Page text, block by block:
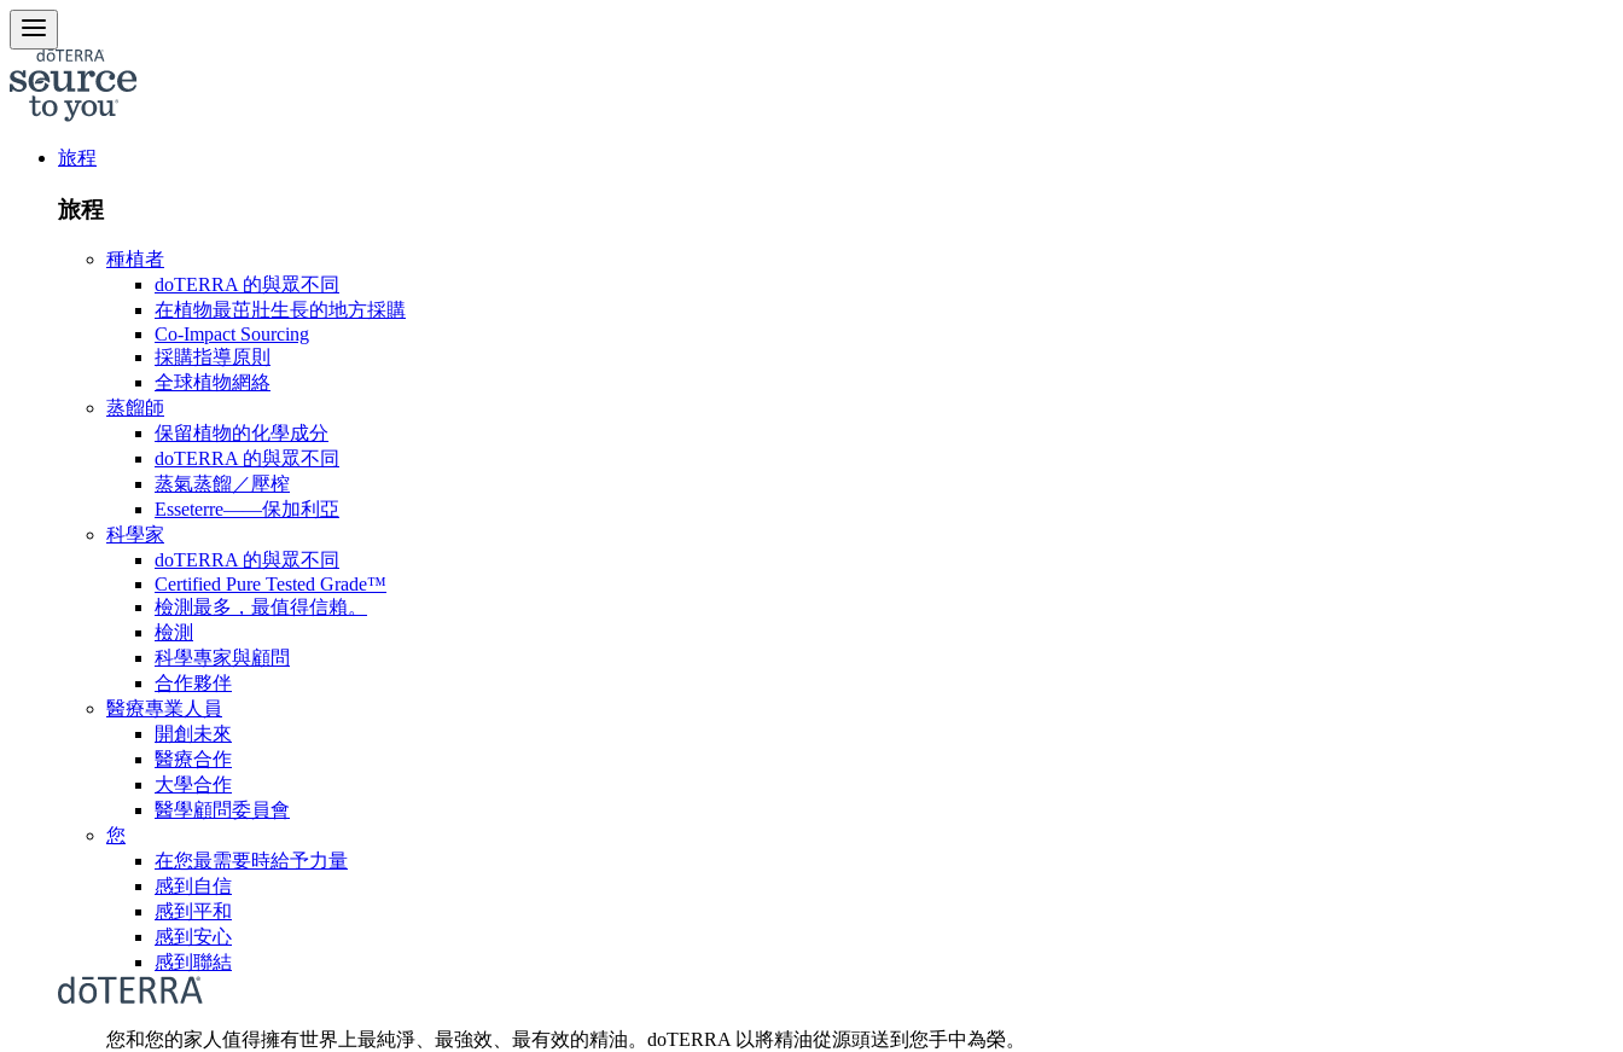
旅程
旅程
種植者
doTERRA 的與眾不同
在植物最茁壯生長的地方採購
Co-Impact Sourcing
採購指導原則
全球植物網絡
蒸餾師
保留植物的化學成分
doTERRA 的與眾不同
蒸氣蒸餾／壓榨
Esseterre——保加利亞
科學家
doTERRA 的與眾不同
Certified Pure Tested Grade™
檢測最多，最值得信賴。
檢測
科學專家與顧問
合作夥伴
醫療專業人員
開創未來
醫療合作
大學合作
醫學顧問委員會
您
在您最需要時給予力量
感到自信
感到平和
感到安心
感到聯結
您和您的家人值得擁有世界上最純淨、最強效、最有效的精油。doTERRA 以將精油從源頭送到您手中為榮。